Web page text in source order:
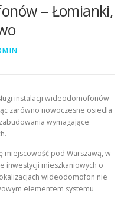
– Łomianki,
instalacji wideodomofonów
zarówno nowoczesne osiedla
wymagające
miejscowość pod Warszawą, w
inwestycji mieszkaniowych o
wideodomofon nie
elementem systemu